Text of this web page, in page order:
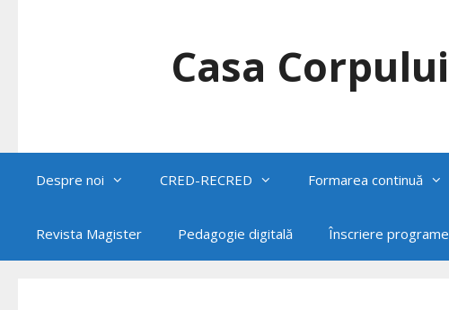
Casa
Despre noi CRED-RECRED Formarea continuă
Revista Magister Pedagogie digitală Înscriere